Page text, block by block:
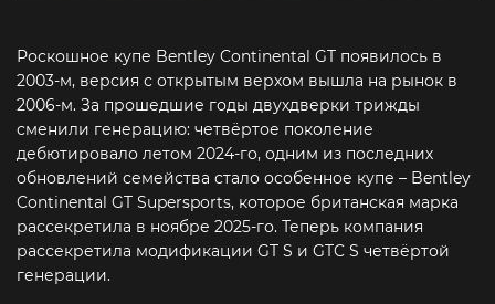
Роскошное купе Bentley Continental GT появилось в
2003-м, версия с открытым верхом вышла на рынок в
2006-м. За прошедшие годы двухдверки трижды
сменили генерацию: четвёртое поколение
дебютировало летом 2024-го, одним из последних
обновлений семейства стало особенное купе – Bentley
Continental GT Supersports, которое британская марка
рассекретила в ноябре 2025-го. Теперь компания
рассекретила модификации GT S и GTC S четвёртой
генерации.